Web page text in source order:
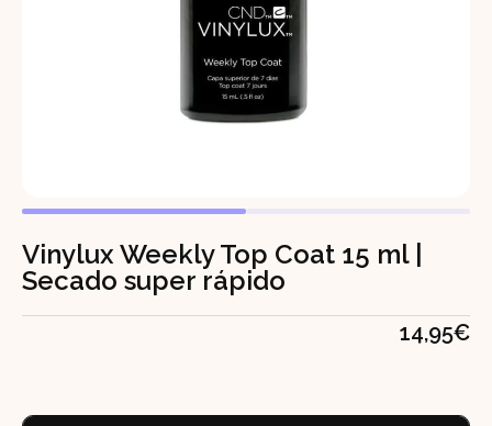
Vinylux Weekly Top Coat 15 ml |
Secado super rápido
14,95€